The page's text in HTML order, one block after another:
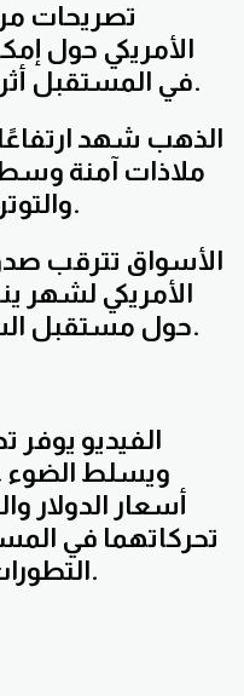
تصريحات
الأمريكي حول
في المستقبل أثرت سلبًا على قيمة الدولار.
الذهب شهد
ملاذات آمنة
والتوترات الجيوسياسية الراهنة.
الأسواق تترقب
الأمريكي لشهر
حول مستقبل السياسة النقدية الأمريكية.
الفيديو يوفر
ويسلط الضوء
أسعار الدولار
تحركاتهما في
التطورات الاقتصادية والسياسية.